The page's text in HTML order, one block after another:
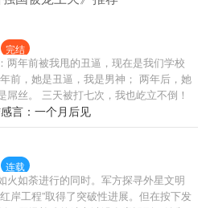
完结
两年前被我甩的丑逼，现在是我们学校
前，她是丑逼，我是男神； 两年后，她
屌丝。 三天被打七次，我也屹立不倒！
能保护你，现在也能保护你。”——左飞
开始一段热血传奇！
言：一个月后见
连载
火如荼进行的同时。军方探寻外星文明
岸工程”取得了突破性进展。但在按下发